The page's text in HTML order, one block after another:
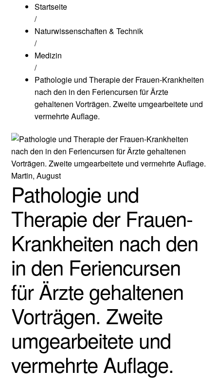
Startseite
/
Naturwissenschaften & Technik
/
Medizin
/
Pathologie und Therapie der Frauen-Krankheiten
nach den in den Feriencursen für Ärzte
gehaltenen Vorträgen. Zweite umgearbeitete und
vermehrte Auflage.
Martin, August
Pathologie und
Therapie der Frauen-
Krankheiten nach den
in den Feriencursen
für Ärzte gehaltenen
Vorträgen. Zweite
umgearbeitete und
vermehrte Auflage.